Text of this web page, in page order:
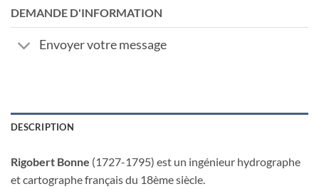
DEMANDE D'INFORMATION
Envoyer votre message
DESCRIPTION
Rigobert Bonne (1727-1795) est un ingénieur hydrographe
et cartographe français du 18ème siècle.